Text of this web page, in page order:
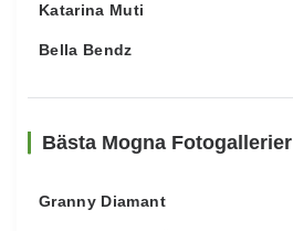
Katarina Muti
Bella Bendz
Bästa Mogna Fotogallerier
Granny Diamant